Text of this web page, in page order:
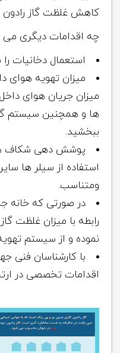
کاهش غلظت گاز رادون
چه اقدامات دیگری می
استعمال دخانیات
میزان تهویه هوای
میزان جریان هوای
ها و همچنین سیستم
ببخشید.
پوشش دهی شکاف ها
استفاده از سیلر ها
ومتناسب.
در صورتی که خانه
رابطه با میزان غلظت
نموده و از سیستم
با کارشناسان فنی
اقدامات تخصصی در